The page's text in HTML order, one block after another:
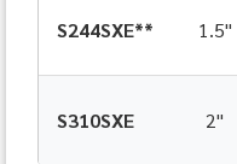
S244SXE** 1.5"
S310SXE 2"